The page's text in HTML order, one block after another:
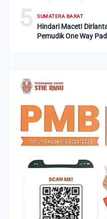
5 SUMATERA BARAT
Hindari Macet!
Pemudik One Way